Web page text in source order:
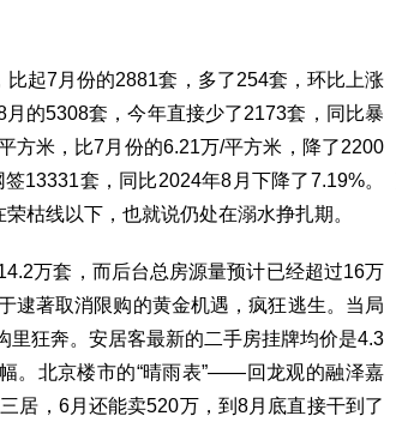
起7月份的2881套，多了254套，环比上涨
的5308套，今年直接少了2173套，同比暴
方米，比7月份的6.21万/平方米，降了2200
13331套，同比2024年8月下降了7.19%。
枯线以下，也就说仍处在溺水挣扎期。
万套，而后台总房源量预计已经超过16万
逮著取消限购的黄金机遇，疯狂逃生。当局
狂奔。安居客最新的二手房挂牌均价是4.3
。北京楼市的“晴雨表”——回龙观的融泽嘉
居，6月还能卖520万，到8月底直接干到了